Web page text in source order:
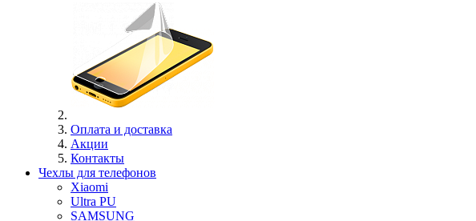
Оплата и доставка
Акции
Контакты
Чехлы для телефонов
Xiaomi
Ultra PU
SAMSUNG